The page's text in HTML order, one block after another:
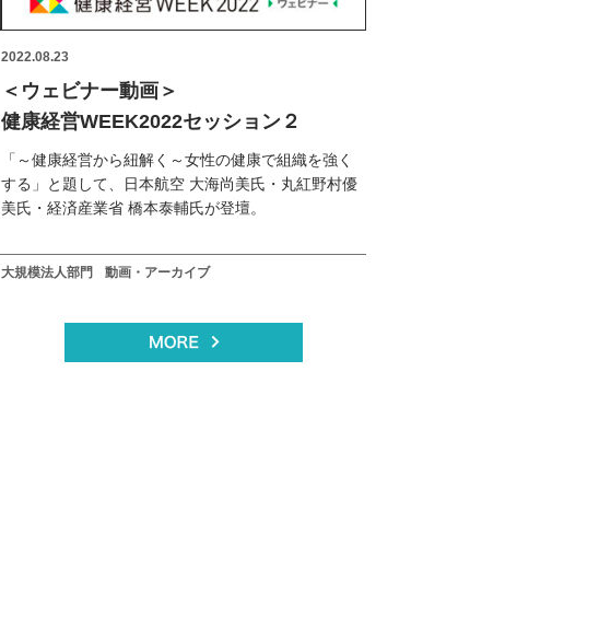
2022.08.23
＜ウェビナー動画＞
健康経営WEEK2022セッション２
「～健康経営から紐解く～女性の健康で組織を強く
する」と題して、日本航空 大海尚美氏・丸紅野村優
美氏・経済産業省 橋本泰輔氏が登壇。
大規模法人部門 動画・アーカイブ